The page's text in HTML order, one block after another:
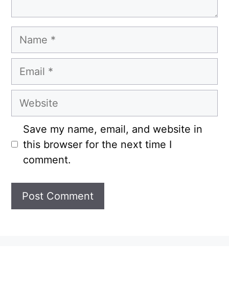
Name
Email
Website
Save my name, email, and website in
this browser for the next time I
comment.